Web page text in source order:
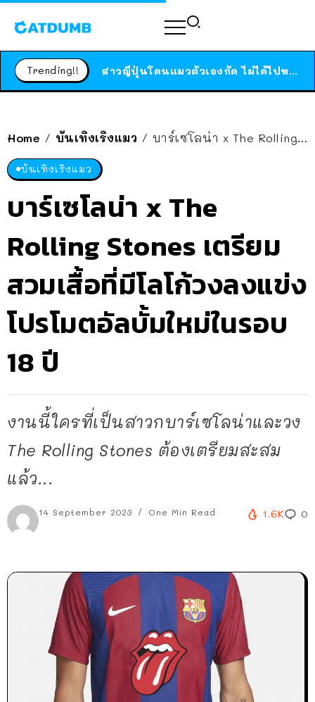
Trending!! ได้เวลาเด็กหนวดรวมตัว RF Online Next เปิดให้เล่นแล้ว เกม Sci-Fi MMORPG ระดับตำนาน เล่นได้ทั้งมือถือและ PC
Home / บันเทิงเริงแมว / บาร์เซโลน่า x The Rolling Stones เตรียมสวมเสื้อที่มีโลโก้วงลงแข่ง โปรโมตอัลบั้มใหม่ในรอบ 18 ปี
บันเทิงเริงแมว
บาร์เซโลน่า x The
Rolling Stones เตรียม
สวมเสื้อที่มีโลโก้วงลงแข่ง
โปรโมตอัลบั้มใหม่ในรอบ
18 ปี
งานนี้ใครที่เป็นสาวกบาร์เซโลน่าและวง
The Rolling Stones ต้องเตรียมสะสม
แล้ว...
14 September 2023 One Min Read 1.6K 0